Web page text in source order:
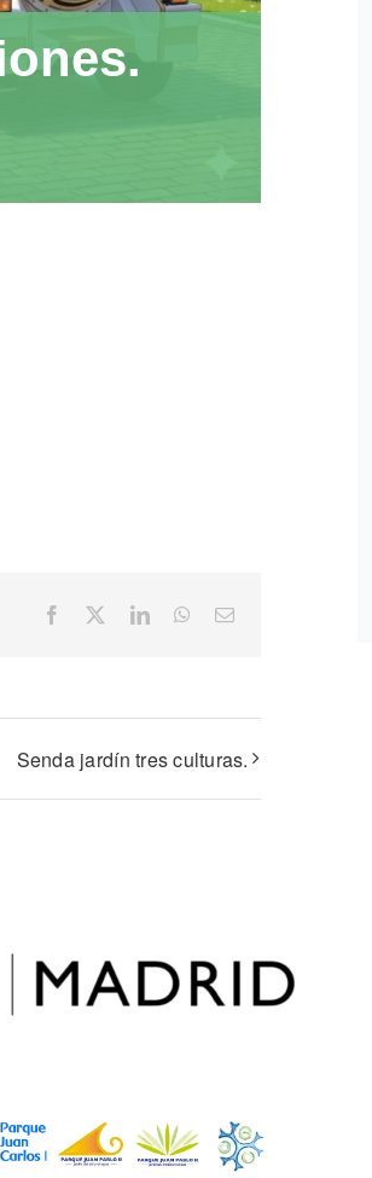
Facebook LinkedInWhatsApp
Email
Senda jardín tres culturas.